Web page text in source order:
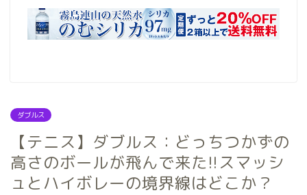
ダブルス
【テニス】ダブルス：どっちつかずの
高さのボールが飛んで来た!!スマッシ
ュとハイボレーの境界線はどこか？